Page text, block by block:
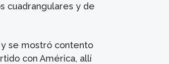
cuadrangulares y de
se mostró contento
con América, allí